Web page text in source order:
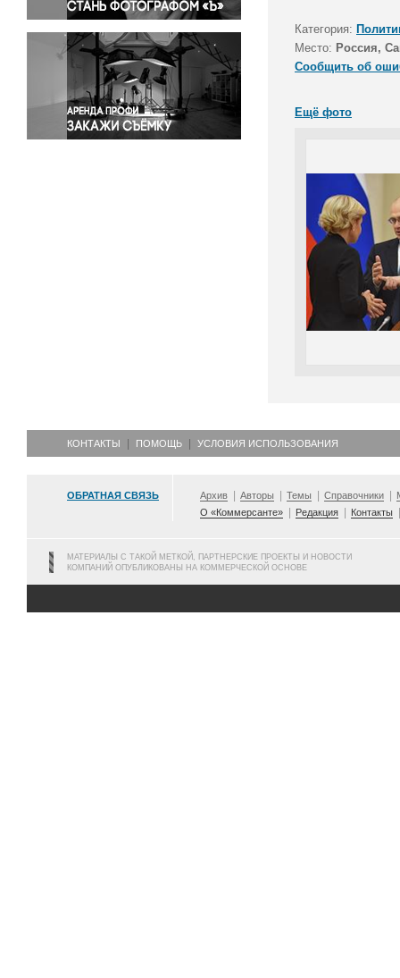
Религия
Светская жизнь
Спорт
Экология
Экономика и бизнес
Категория:
Место: Россия,
Сообщить об
Ещё фото
КОНТАКТЫ ПОМОЩЬ УСЛОВИЯ ИСПОЛЬЗОВАНИЯ
ОБРАТНАЯ СВЯЗЬ Архив Авторы Темы Справочники
О «Коммерсанте»
Редакция Контакты
МАТЕРИАЛЫ С ТАКОЙ МЕТКОЙ, ПАРТНЕРСКИЕ ПРОЕКТЫ И НОВОСТИ
КОМПАНИЙ ОПУБЛИКОВАНЫ НА КОММЕРЧЕСКОЙ ОСНОВЕ